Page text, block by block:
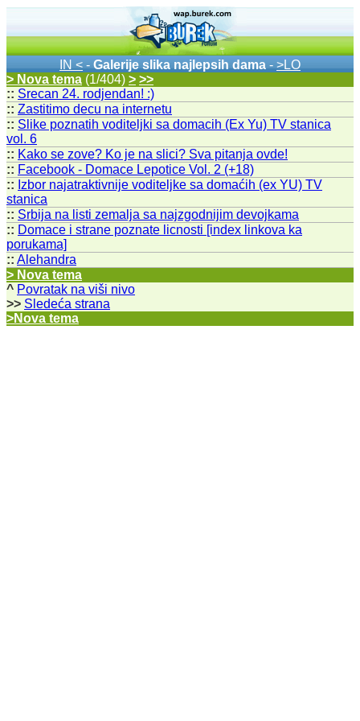
IN < - Galerije slika najlepsih dama - >LO
> Nova tema (1/404) > >>
:: Srecan 24. rodjendan! :)
:: Zastitimo decu na internetu
:: Slike poznatih voditeljki sa domacih (Ex Yu) TV stanica
vol. 6
:: Kako se zove? Ko je na slici? Sva pitanja ovde!
:: Facebook - Domace Lepotice Vol. 2 (+18)
:: Izbor najatraktivnije voditeljke sa domaćih (ex YU) TV
stanica
:: Srbija na listi zemalja sa najzgodnijim devojkama
:: Domace i strane poznate licnosti [index linkova ka
porukama]
:: Alehandra
> Nova tema
^ Povratak na viši nivo
>> Sledeća strana
>Nova tema